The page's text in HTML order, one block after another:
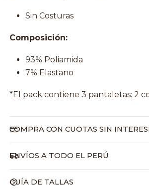
Sin Costuras
Composición:
93% Poliamida
7% Elastano
*El pack contiene 3 pantaletas: 2
COMPRA CON CUOTAS SIN
ENVÍOS A TODO EL PERÚ
GUÍA DE TALLAS